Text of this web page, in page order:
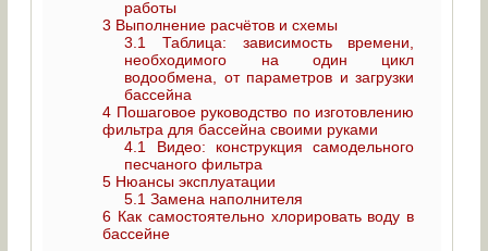
работы
3 Выполнение расчётов и схемы
3.1
Таблица: зависимость времени,
необходимого на один цикл
водообмена, от параметров и загрузки
бассейна
4 Пошаговое руководство по изготовлению
фильтра для бассейна своими руками
4.1
Видео: конструкция самодельного
песчаного фильтра
5 Нюансы эксплуатации
5.1 Замена наполнителя
6 Как самостоятельно хлорировать воду в
бассейне